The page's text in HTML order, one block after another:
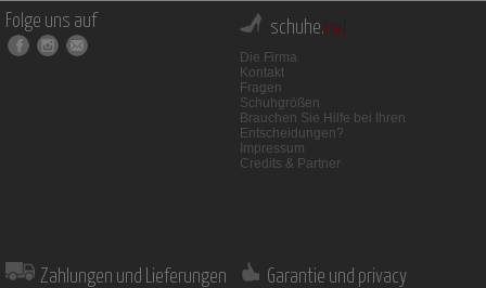
Folge uns auf schuhe.net
Die Firma
Kontakt
Fragen
Schuhgrößen
Brauchen Sie Hilfe bei Ihren
Entscheidungen?
Impressum
Credits & Partner
Zahlungen und Lieferungen Garantie und privacy